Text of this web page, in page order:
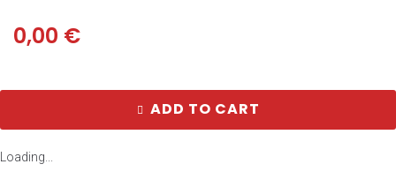
0,00 €
ADD TO CART
Loading...